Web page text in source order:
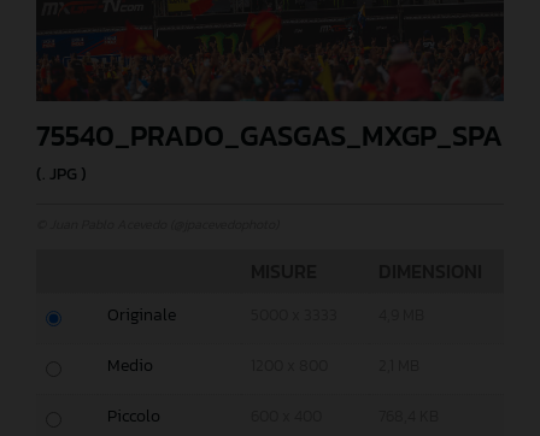
(. JPG )
Originale
Medio
Piccolo